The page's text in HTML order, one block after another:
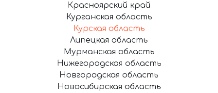
Красноярский край
Курганская область
Курская область
Липецкая область
Мурманская область
Нижегородская область
Новгородская область
Новосибирская область